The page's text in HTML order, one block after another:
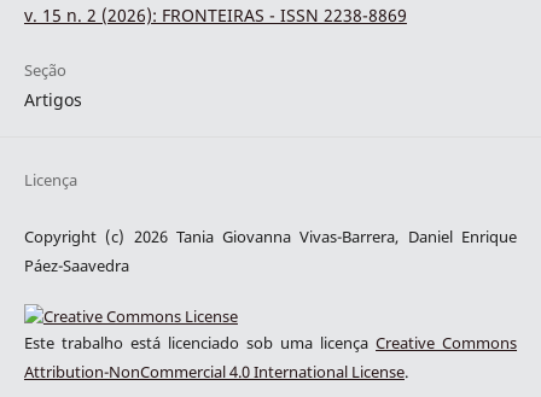
v. 15 n. 2 (2026): FRONTEIRAS - ISSN 2238-8869
Seção
Artigos
Licença
Copyright (c) 2026 Tania Giovanna Vivas-Barrera, Daniel Enrique
Páez-Saavedra
Este trabalho está licenciado sob uma licençaCreative Commons
Attribution-NonCommercial 4.0 International License.